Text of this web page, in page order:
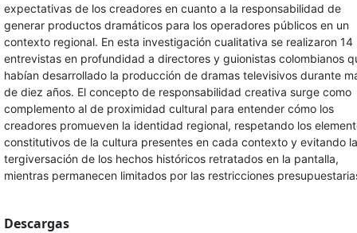
expectativas de los creadores en cuanto a la responsabilidad de
generar productos dramáticos para los operadores públicos en un
contexto regional. En esta investigación cualitativa se realizaron 14
entrevistas en profundidad a directores y guionistas colombianos
habían desarrollado la producción de dramas televisivos durante
de diez años. El concepto de responsabilidad creativa surge como
complemento al de proximidad cultural para entender cómo los
creadores promueven la identidad regional, respetando los
constitutivos de la cultura presentes en cada contexto y evitando la
tergiversación de los hechos históricos retratados en la pantalla,
mientras permanecen limitados por las restricciones
Descargas